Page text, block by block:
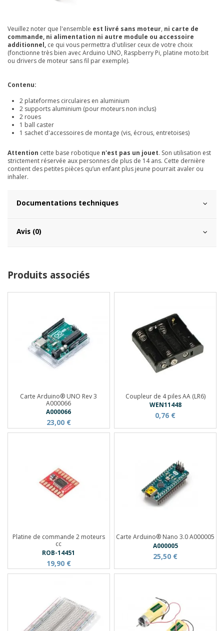
Veuillez noter que l'ensemble est livré sans moteur, ni carte de
commande, ni alimentation ni autre module ou accessoire
additionnel, ce qui vous permettra d'utiliser ceux de votre choix
(fonctionne très bien avec Arduino UNO, Raspberry Pi, platine moto:bit
ou drivers de moteur sans fil par exemple).
Contenu:
2 plateformes circulaires en aluminium
2 supports aluminium (pour moteurs non inclus)
2 roues
1 ball caster
1 sachet d'accessoires de montage (vis, écrous, entretoises)
Attention cette base robotique n'est pas un jouet. Son utilisation est
strictement réservée aux personnes de plus de 14 ans. Cette dernière
contient des petites pièces qu’un enfant plus jeune pourrait avaler ou
inhaler.
Documentations techniques
Avis (0)
Produits associés
Carte Arduino® UNO Rev 3
A000066
A000066
23,00 €
Coupleur de 4 piles AA (LR6)
WEN11448
0,76 €
Platine de commande 2 moteurs
cc
ROB-14451
19,90 €
Carte Arduino® Nano 3.0 A000005
A000005
25,50 €